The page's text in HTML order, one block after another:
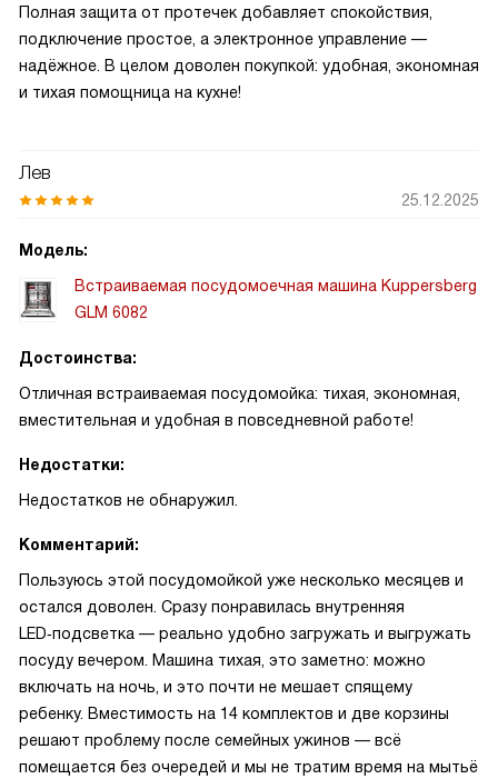
Полная защита от протечек добавляет спокойствия,
подключение простое, а электронное управление —
надёжное. В целом доволен покупкой: удобная, экономная
и тихая помощница на кухне!
Лев
25.12.2025
Модель:
Встраиваемая посудомоечная машина Kuppersberg
GLM 6082
Достоинства:
Отличная встраиваемая посудомойка: тихая, экономная,
вместительная и удобная в повседневной работе!
Недостатки:
Недостатков не обнаружил.
Комментарий:
Пользуюсь этой посудомойкой уже несколько месяцев и
остался доволен. Сразу понравилась внутренняя
LED‑подсветка — реально удобно загружать и выгружать
посуду вечером. Машина тихая, это заметно: можно
включать на ночь, и это почти не мешает спящему
ребенку. Вместимость на 14 комплектов и две корзины
решают проблему после семейных ужинов — всё
помещается без очередей и мы не тратим время на мытьё